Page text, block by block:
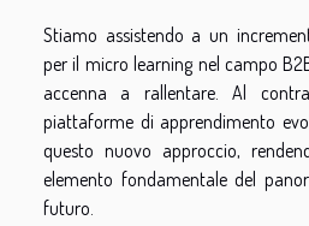
Stiamo assistendo a un
per il micro learning nel campo
accenna a rallentare. Al
piattaforme di apprendimento
questo nuovo approccio,
elemento fondamentale del
futuro.